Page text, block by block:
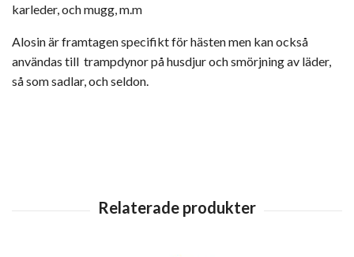
karleder, och mugg, m.m
Alosin är framtagen specifikt för hästen men kan också
användas till trampdynor på husdjur och smörjning av läder,
så som sadlar, och seldon.